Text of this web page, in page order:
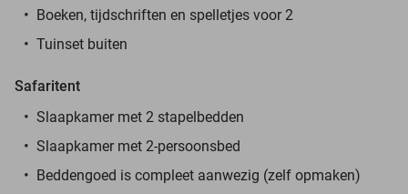
Boeken, tijdschriften en spelletjes voor 2
Tuinset buiten
Safaritent
Slaapkamer met 2 stapelbedden
Slaapkamer met 2-persoonsbed
Beddengoed is compleet aanwezig (zelf opmaken)